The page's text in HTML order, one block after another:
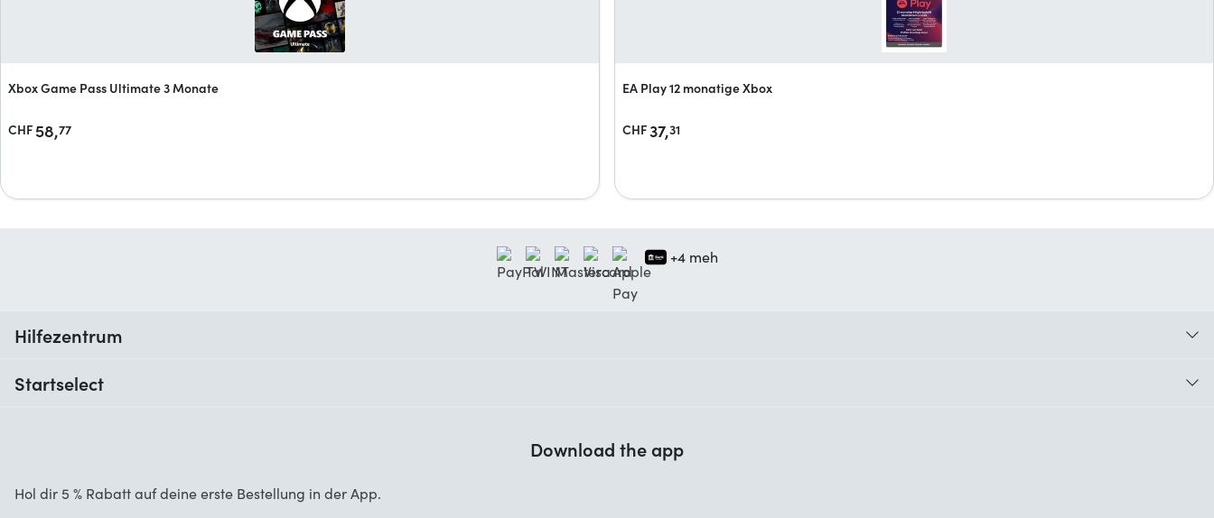
Xbox Game Pass Ultimate 3 Monate
CHF 58,77
EA Play 12 monatige Xbox
CHF37,31
+4 meh
Hilfezentrum
Startselect
Startselect App
Download the app
Hol dir 5 % Rabatt auf deine erste Bestellung in der App.